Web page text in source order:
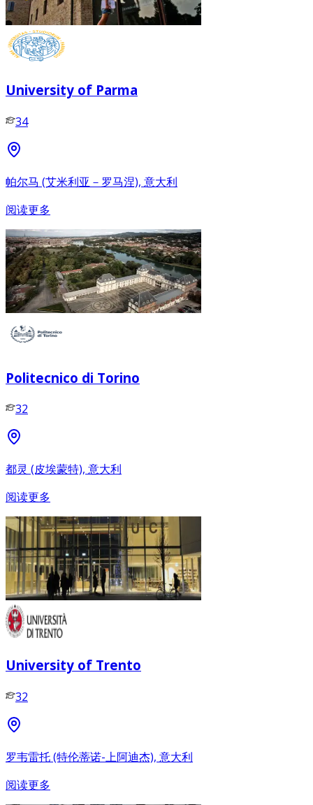
University of Parma
34
帕尔马 (艾米利亚－罗马涅), 意大利
阅读更多
Politecnico di Torino
32
都灵 (皮埃蒙特), 意大利
阅读更多
University of Trento
32
罗韦雷托 (特伦蒂诺-上阿迪杰), 意大利
阅读更多